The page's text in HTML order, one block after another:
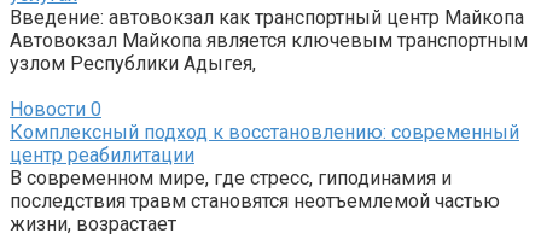
Введение: автовокзал как транспортный центр Майкопа
Автовокзал Майкопа является ключевым транспортным
узлом Республики Адыгея,
Новости 0
Комплексный подход к восстановлению: современный
центр реабилитации
В современном мире, где стресс, гиподинамия и
последствия травм становятся неотъемлемой частью
жизни, возрастает